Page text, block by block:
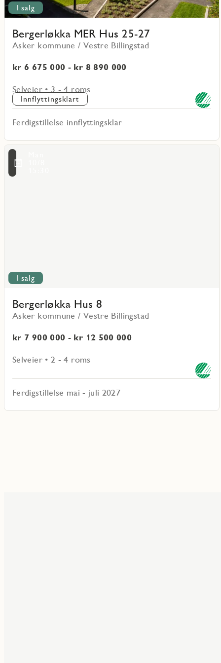
I salg
Bergerløkka MER Hus 25-27
Asker kommune / Vestre Billingstad
kr 6 675 000 - kr 8 890 000
Selveier • 3 - 4 roms
Innflyttingsklart
Ferdigstillelse innflyttingsklar
I salg
Bergerløkka Hus 8
Asker kommune / Vestre Billingstad
kr 7 900 000 - kr 12 500 000
Selveier • 2 - 4 roms
Ferdigstillelse mai - juli 2027
Les
mer
Bergerløkka